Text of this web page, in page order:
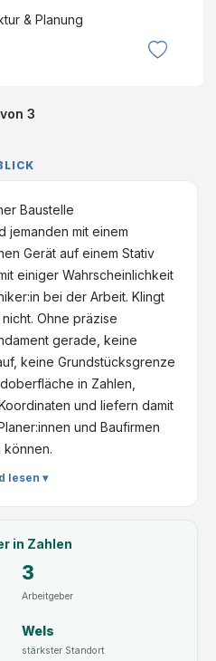
& Planung
von 3
Baustelle
jemanden mit einem
Gerät auf einem Stativ
einiger Wahrscheinlichkeit
bei der Arbeit. Klingt
Ohne präzise
gerade, keine
keine Grundstücksgrenze
in Zahlen,
und liefern damit
und Baufirmen
lesen ▾
in Zahlen
3
Arbeitgeber
Wels
stärkster Standort